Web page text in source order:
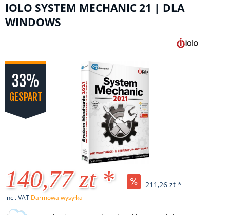
IOLO SYSTEM MECHANIC 21 | DLA
WINDOWS
33%
GESPART
140,77 zt * 211,26 zt *
incl. VAT Darmowa wysyłka